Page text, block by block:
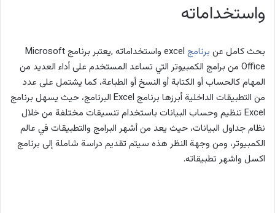
واستخداماته
بحث كامل عن برنامج
excel واستخداماته ,يعتبر برنامج Microsoft
Office من برامج الكمبيوتر التي تساعد المستخدم على أداء العديد من
المهام كالحساب أو الكتابة أو النسخ أو الطباعة، كما يشتمل على عدد
من التطبيقات الداخلية أبرزها برنامج Excel البرنامج، حيث يسهل برنامج
Excel تنظيم وحساب البيانات باستخدام تنسيقات مختلفة من خلال
نظام جداول البيانات، حيث يعد من أشهر البرامج والتطبيقات في عالم
الكمبيوتر، ومن وجهة النظر هذه سيتم تقديم دراسة شاملة إلى برنامج
اكسل واشهر تطبيقاته.